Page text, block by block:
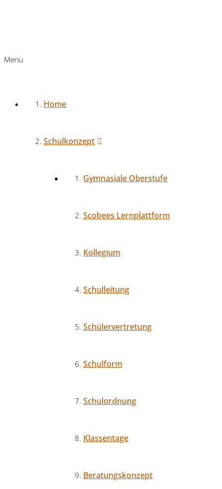
Menu
Home
Schulkonzept
Gymnasiale Oberstufe
Scobees Lernplattform
Kollegium
Schulleitung
Schülervertretung
Schulform
Schulordnung
Klassentage
Beratungskonzept